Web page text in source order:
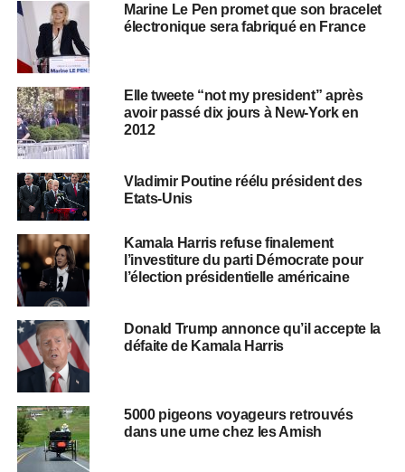
Marine Le Pen promet que son bracelet
électronique sera fabriqué en France
Elle tweete “not my president” après
avoir passé dix jours à New-York en
2012
Vladimir Poutine réélu président des
Etats-Unis
Kamala Harris refuse finalement
l’investiture du parti Démocrate pour
l’élection présidentielle américaine
Donald Trump annonce qu’il accepte la
défaite de Kamala Harris
5000 pigeons voyageurs retrouvés
dans une urne chez les Amish